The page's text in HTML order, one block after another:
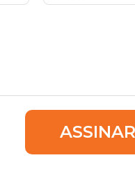
ASSINAR